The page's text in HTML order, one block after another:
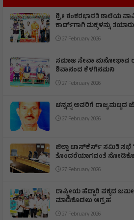
ಶ್ರೀ ಶಂಕರಭಾರತಿ ಶಾಲೆಯ
ಕಾರ್ಡ್‌ಗಾಗಿ ಮಕ್ಕಳನ್ನು
27 February 2026
ಸಮಾಜ ಸೇವಾ ಮನೋಭಾವ
ಶಿವಾನಂದ ಕೆಳಗಿನಮನಿ
27 February 2026
ಚನ್ನಪ್ಪ ಅವರಿಗೆ ರಾಜ್ಯಮಟ್ಟದ
27 February 2026
ಜಿಲ್ಲಾ ಟಾಸ್‌‌ಕೆರ್ಸ್ ಸಮಿತಿ ಸಭೆ
ತೊಂದರೆಯಾಗದಂತೆ
27 February 2026
ರಾಷ್ಟ್ರೀಯ ಹೆದ್ದಾರಿ ಪಕ್ಕದ
ಮಾಡಿಕೊಡಲು ಆಗ್ರಹ
27 February 2026